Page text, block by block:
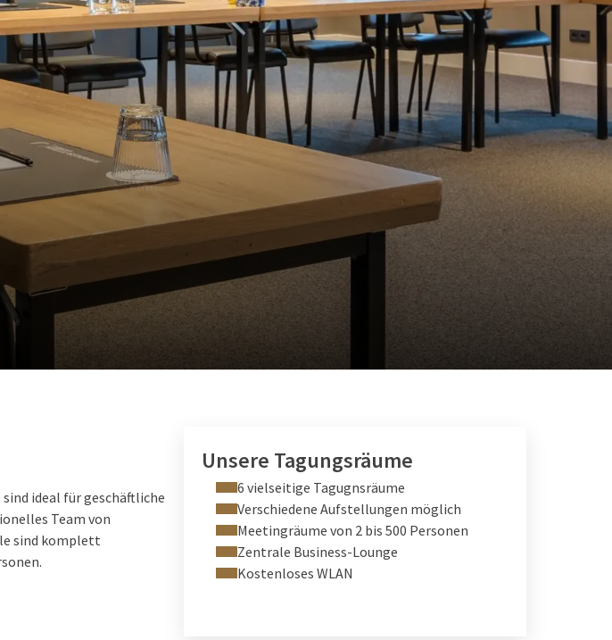
ideal für geschäftliche
Team von
sind komplett
Unsere Tagungsräume
6 vielseitige Tagugnsräume
Verschiedene Aufstellungen möglich
Meetingräume von 2 bis 500 Personen
Zentrale Business-Lounge
Kostenloses WLAN